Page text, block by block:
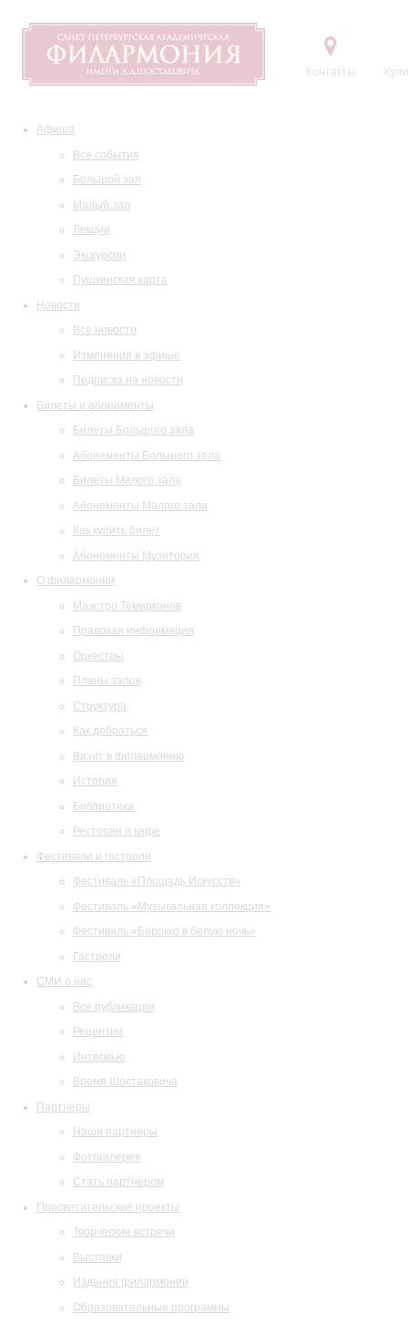
Контакты
Афиша
Все события
Большой зал
Малый зал
Лекции
Экскурсии
Пушкинская карта
Новости
Все новости
Изменения в афише
Подписка на новости
Билеты и абонементы
Билеты Большого зала
Абонементы Большого зала
Билеты Малого зала
Абонементы Малого зала
Как купить билет
Абонементы Музитория
О филармонии
Маэстро Темирканов
Правовая информация
Оркестры
Планы залов
Структура
Как добраться
Визит в филармонию
История
Библиотека
Ресторан и кафе
Фестивали и гастроли
Фестиваль «Площадь Искусств»
Фестиваль «Музыкальная коллекция»
Фестиваль «Барокко в белую ночь»
Гастроли
СМИ о нас
Все публикации
Рецензии
Интервью
Время Шостаковича
Партнеры
Наши партнеры
Фотогалерея
Стать партнером
Просветительские проекты
Творческие встречи
Выставки
Издания филармонии
Образовательные программы